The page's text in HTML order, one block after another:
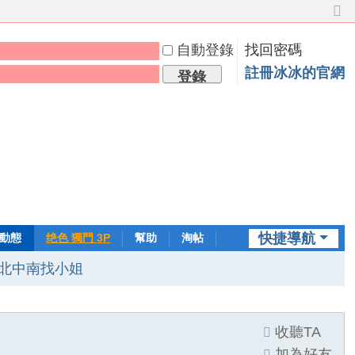
切
窄
版
自動登錄
找回密碼
登錄
註冊冰冰的官網
快捷導航
動態 绝色 獨門 3P 幫助
淘帖
中南找小姐
收聽TA